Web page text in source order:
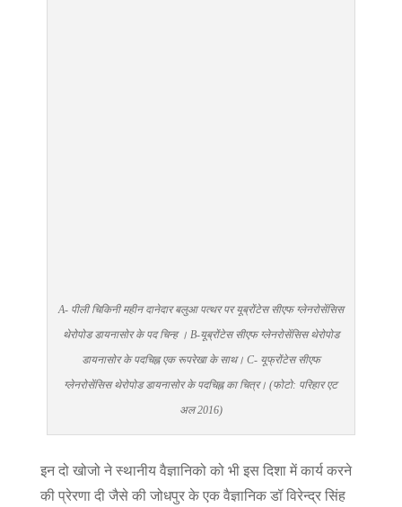
A- पीली चिकिनी महीन दानेदार बलुआ पत्थर पर यूब्रोंटेस सीएफ ग्लेनरोसेंसिस
थेरोपोड डायनासोर के पद चिन्ह । B-यूब्रोंटेस सीएफ ग्लेनरोसेंसिस थेरोपोड
डायनासोर के पदचिह्न एक रूपरेखा के साथ। C- यूफ्रोंटेस सीएफ
ग्लेनरोसेंसिस थेरोपोड डायनासोर के पदचिह्न का चित्र। (फोटो: परिहार एट
अल 2016)
इन दो खोजो ने स्थानीय वैज्ञानिको को भी इस दिशा में कार्य करने
की प्रेरणा दी जैसे की जोधपुर के एक वैज्ञानिक डॉ विरेन्द्र सिंह